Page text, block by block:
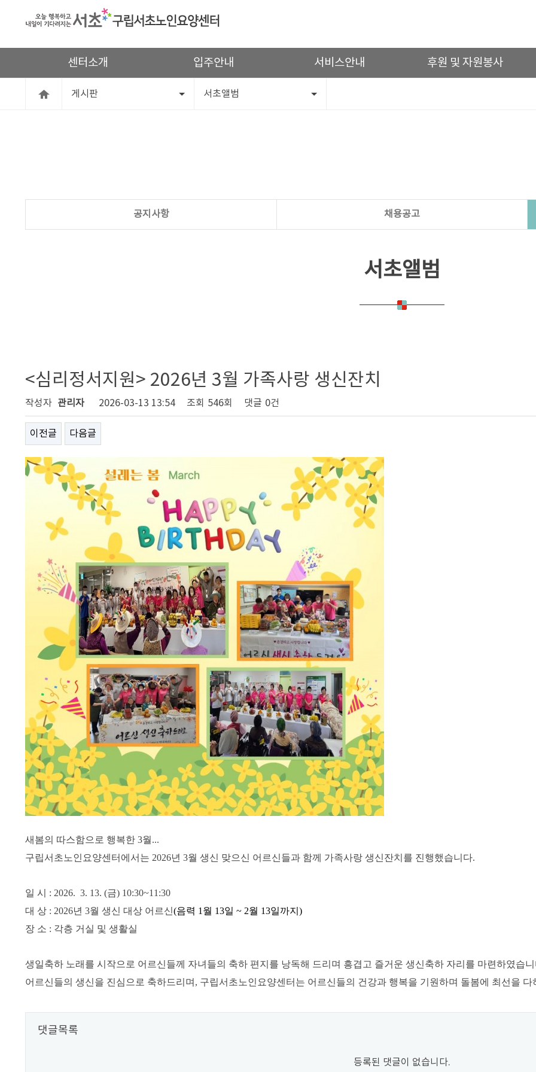
센터소개 입주안내 서비스안내 후원 및 자원봉사
게시판 서초앨범
공지사항 채용공고
서초앨범
<심리정서지원> 2026년 3월 가족사랑 생신잔치
작성자 관리자 2026-03-13 13:54 조회 546회 댓글 0건
이전글 다음글
새봄의 따스함으로 행복한 3월...
구립서초노인요양센터에서는 2026년 3월 생신 맞으신 어르신들과 함께 가족사랑 생신잔치를 진행했습니다.
일 시 : 2026. 3. 13. (금) 10:30~11:30
대 상 : 2026년 3월 생신 대상 어르신(음력 1 월 13일 ~ 2월 13일까지 )
장 소 : 각층 거실 및 생활실
생일축하 노래를 시작으로 어르신들께 자녀들의 축하 편지를 낭독해 드리며 흥겹고 즐거운 생신축하 자리를 마련하였습
어르신들의 생신을 진심으로 축하드리며 , 구립서초노인요양센터는 어르신들의 건강과 행복을 기원하며 돌봄에 최선을 다
댓글목록
등록된 댓글이 없습니다.